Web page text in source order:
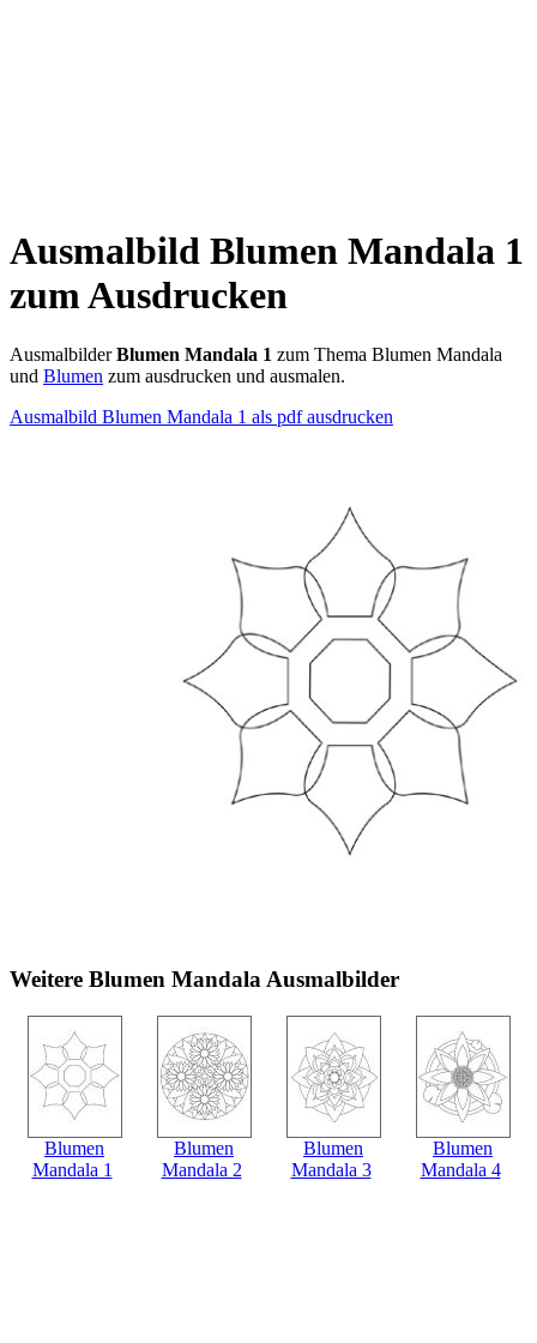
Ausmalbild Blumen Mandala 1
zum Ausdrucken
AusmalbilderBlumen Mandala 1 zum Thema Blumen Mandala
und Blumen zum ausdrucken und ausmalen.
Ausmalbild Blumen Mandala 1 als pdf ausdrucken
Weitere Blumen Mandala Ausmalbilder
Blumen
Mandala 1
Blumen
Mandala 2
Blumen
Mandala 3
Blumen
Mandala 4